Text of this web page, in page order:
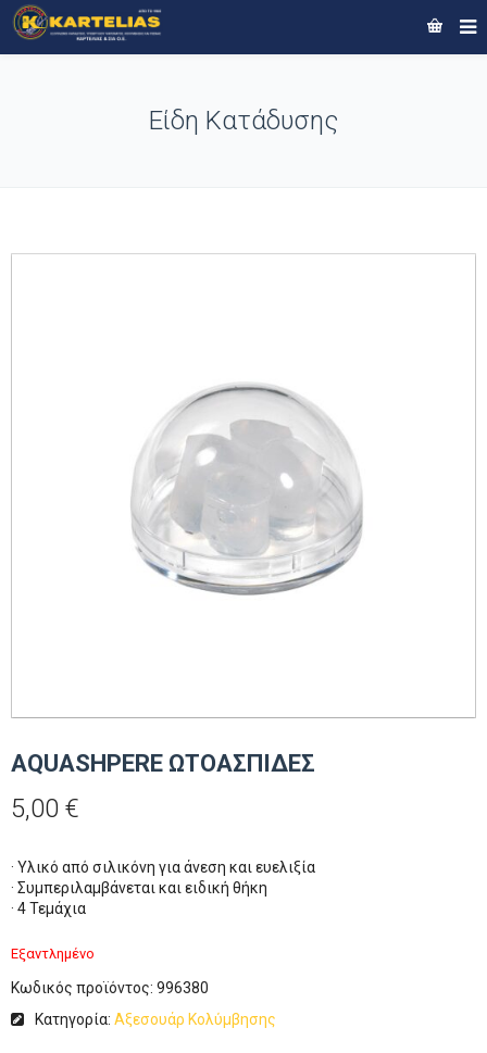
Είδη Κατάδυσης
AQUASHPERE ΩΤΟΑΣΠΙΔΕΣ
5,00 €
· Υλικό από σιλικόνη για άνεση και ευελιξία
· Συμπεριλαμβάνεται και ειδική θήκη
· 4 Τεμάχια
Εξαντλημένο
Κωδικός προϊόντος: 996380
Κατηγορία: Αξεσουάρ Κολύμβησης